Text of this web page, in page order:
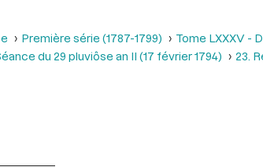
Première série (1787-1799)
Tome LXXXV -
du 29 pluviôse an II (17 février 1794) 23.